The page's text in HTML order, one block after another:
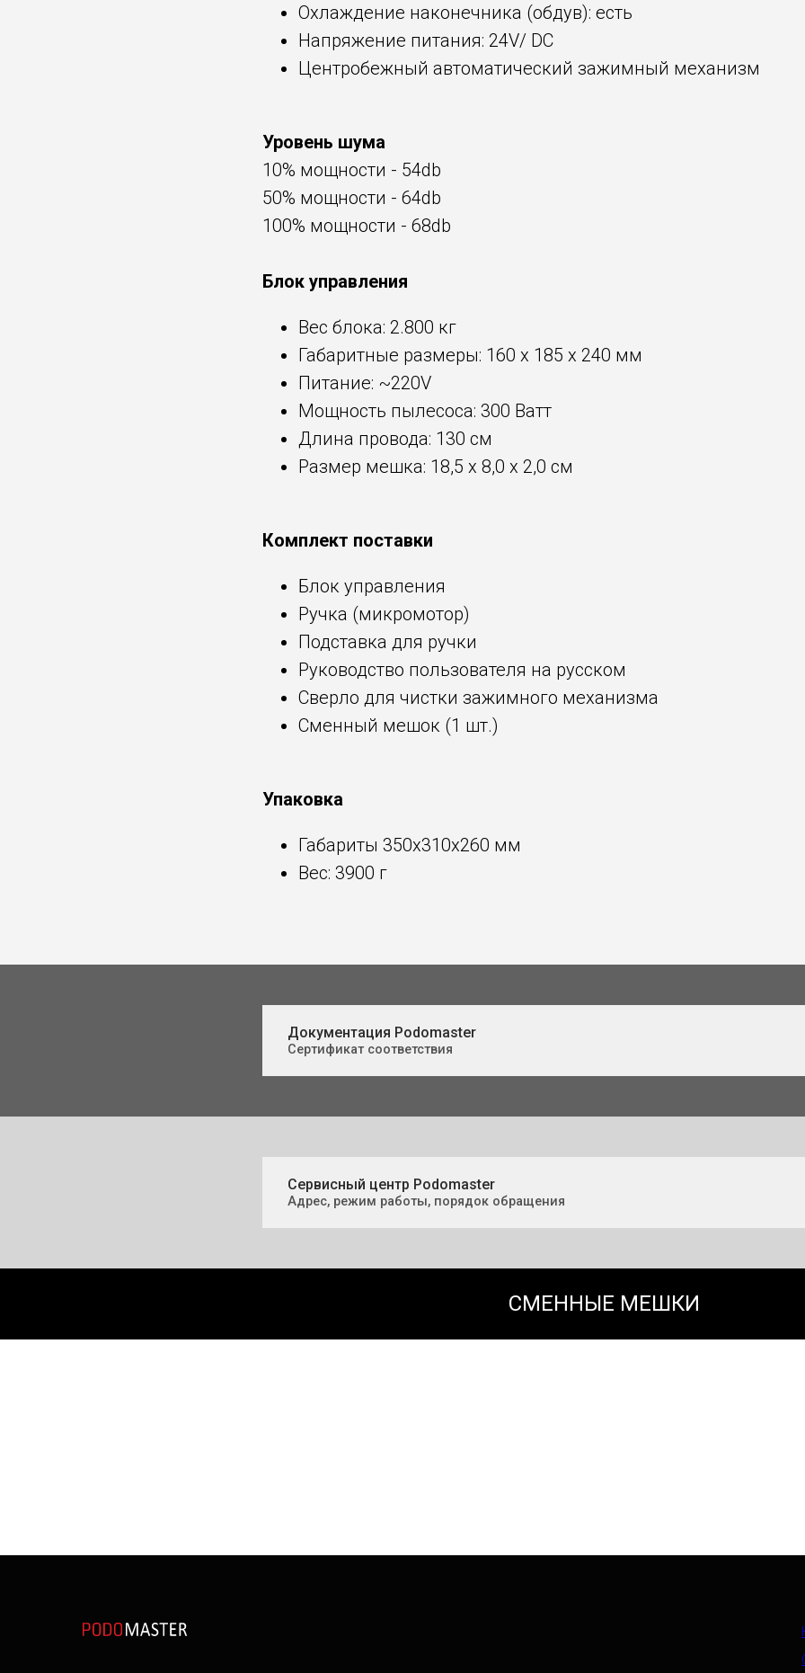
Охлаждение наконечника (обдув): есть
Напряжение питания: 24V/ DC
Центробежный автоматический зажимный механизм
Уровень шума
10% мощности - 54db
50% мощности - 64db
100% мощности - 68db
Блок управления
Вес блока: 2.800 кг
Габаритные размеры: 160 x 185 x 240 мм
Питание: ~220V
Мощность пылесоса: 300 Ватт
Длина провода: 130 см
Размер мешка: 18,5 x 8,0 x 2,0 см
Комплект поставки
Блок управления
Ручка (микромотор)
Подставка для ручки
Руководство пользователя на русском
Сверло для чистки зажимного механизма
Сменный мешок (1 шт.)
Упаковка
Габариты 350x310x260 мм
Вес: 3900 г
Документация Podomaster
Сертификат соответствия
Сервисный центр Podomaster
Адрес, режим работы, порядок обращения
СМЕННЫЕ МЕШКИ